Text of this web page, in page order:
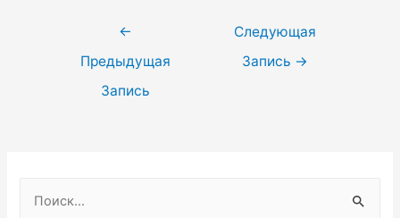
Навигация
записям
←
Предыдущая
Запись
Следующая
Запись →